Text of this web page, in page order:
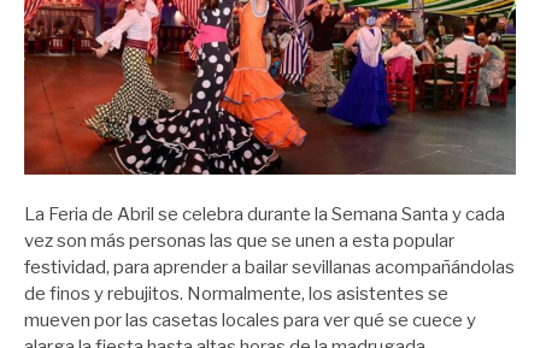
La Feria de Abril se celebra durante la Semana Santa y cada
vez son más personas las que se unen a esta popular
festividad, para aprender a bailar sevillanas acompañándolas
de finos y rebujitos. Normalmente, los asistentes se
mueven por las casetas locales para ver qué se cuece y